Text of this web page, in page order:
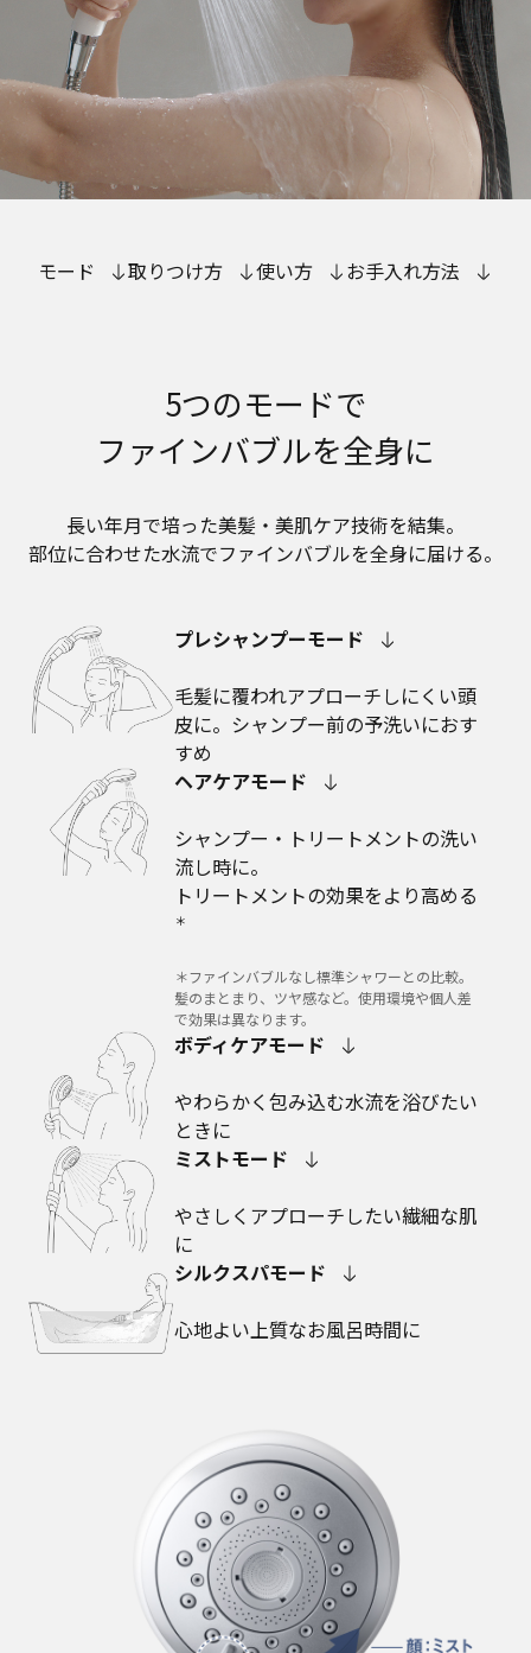
モード 取りつけ方 使い方 お手入れ方法
5つのモードで
ファインバブルを全身に
長い年月で培った美髪・美肌ケア技術を結集。
部位に合わせた水流でファインバブルを全身に届ける。
プレシャンプーモード
毛髪に覆われアプローチしにくい頭
皮に。シャンプー前の予洗いにおす
すめ
ヘアケアモード
シャンプー・トリートメントの洗い
流し時に。
トリートメントの効果をより高める
＊
＊ファインバブルなし標準シャワーとの比較。
髪のまとまり、ツヤ感など。使用環境や個人差
で効果は異なります。
ボディケアモード
やわらかく包み込む水流を浴びたい
ときに
ミストモード
やさしくアプローチしたい繊細な肌
に
シルクスパモード
心地よい上質なお風呂時間に